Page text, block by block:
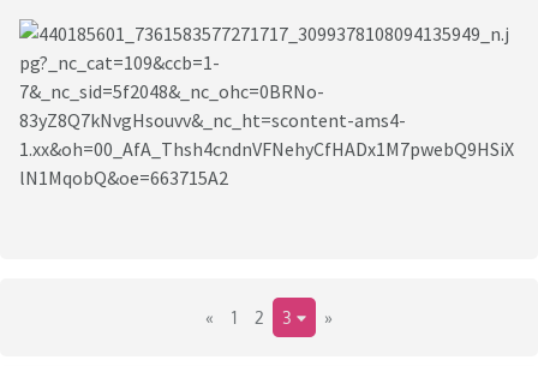
« 1 2 3 »